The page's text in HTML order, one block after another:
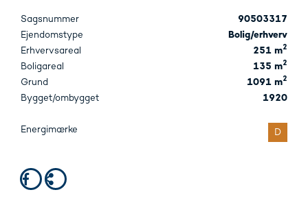
Sagsnummer
90503317
Ejendomstype
Bolig/erhverv
Erhvervsareal
251 m2
Boligareal 135 m2
Grund 1091 m2
Bygget/ombygget 1920
Energimærke